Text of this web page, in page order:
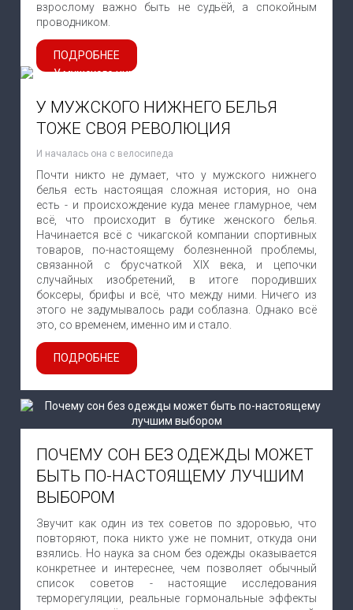
взрослому важно быть не судьёй, а спокойным
проводником.
ПОДРОБНЕЕ
У МУЖСКОГО НИЖНЕГО БЕЛЬЯ
ТОЖЕ СВОЯ РЕВОЛЮЦИЯ
И началась она с велосипеда
Почти никто не думает, что у мужского нижнего
белья есть настоящая сложная история, но она
есть - и происхождение куда менее гламурное, чем
всё, что происходит в бутике женского белья.
Начинается всё с чикагской компании спортивных
товаров, по-настоящему болезненной проблемы,
связанной с брусчаткой XIX века, и цепочки
случайных изобретений, в итоге породивших
боксеры, брифы и всё, что между ними. Ничего из
этого не задумывалось ради соблазна. Однако всё
это, со временем, именно им и стало.
ПОДРОБНЕЕ
ПОЧЕМУ СОН БЕЗ ОДЕЖДЫ МОЖЕТ
БЫТЬ ПО-НАСТОЯЩЕМУ ЛУЧШИМ
ВЫБОРОМ
Звучит как один из тех советов по здоровью, что
повторяют, пока никто уже не помнит, откуда они
взялись. Но наука за сном без одежды оказывается
конкретнее и интереснее, чем позволяет обычный
список советов - настоящие исследования
терморегуляции, реальные гормональные эффекты